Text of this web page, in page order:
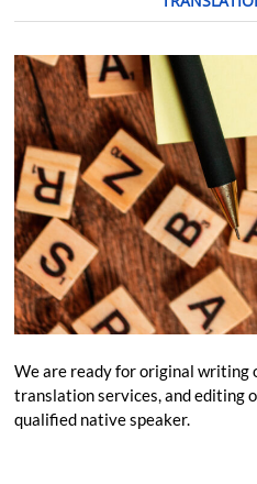
We are ready for original writing
translation services, and editing
qualified native speaker.